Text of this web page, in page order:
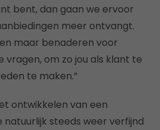
bent, dan gaan we ervoor
meer ontvangt.
maar benaderen voor
om zo jou als klant te
te maken.”
ontwikkelen van een
steeds weer verfijnd